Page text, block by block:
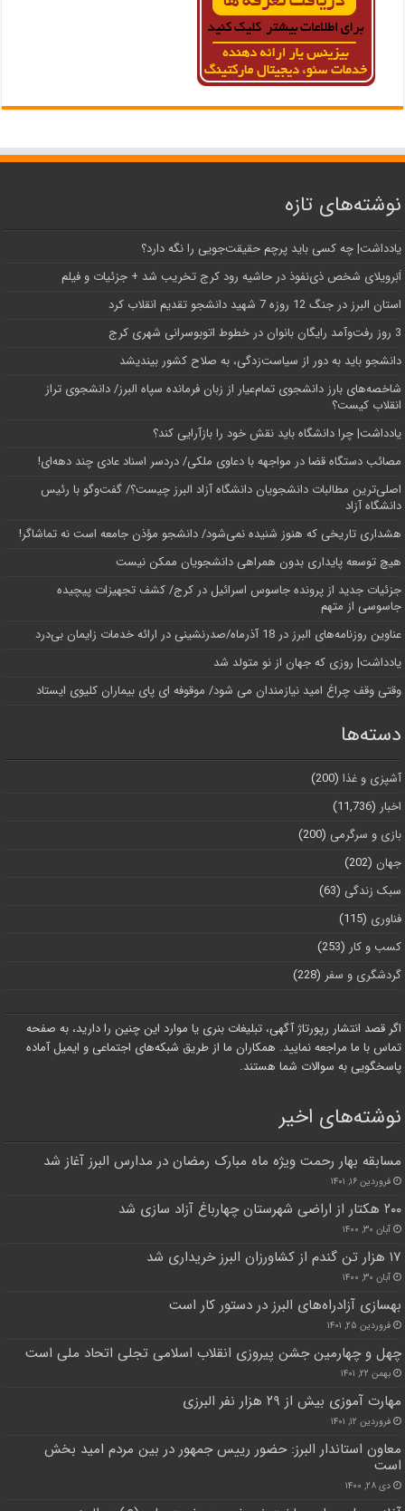
نوشته‌های تازه
یادداشت| ‌چه کسی باید پرچم حقیقت‌جویی را نگه دارد؟
اَبَر‌ویلای شخص ذی‌نفوذ در حاشیه‌ رود کرج تخریب شد + جزئیات و فیلم
استان البرز در جنگ 12 روزه 7 شهید دانشجو تقدیم انقلاب کرد
3 روز رفت‌وآمد رایگان بانوان در خطوط اتوبوسرانی شهری کرج
دانشجو باید به دور از سیاست‌زدگی، به صلاح کشور بیندیشد
شاخصه‌های بارز دانشجوی تمام‌عیار از زبان فرمانده سپاه البرز/ دانشجوی تراز
انقلاب کیست؟
یادداشت| چرا دانشگاه باید نقش خود را بازآرایی کند؟
مصائب دستگاه قضا در مواجهه با دعاوی ملکی/ دردسر اسناد عادی چند‌ دهه‌ای!
اصلی‌ترین مطالبات دانشجویان دانشگاه آزاد البرز چیست؟/ گفت‌وگو با رئیس
دانشگاه آز‌اد
هشداری تاریخی که هنوز شنیده نمی‌شود/ دانشجو مؤذن جامعه است نه تماشاگر!
هیچ توسعه پایداری بدون همراهی دانشجویان ممکن نیست
جزئیات جدید از پرونده جاسوس اسرائیل در کرج/‌ کشف تجهیزات پیچیده
جاسوسی از متهم
عناوین روزنامه‌های البرز در ‌18 آذرماه/صدرنشینی در ارائه خدمات زایمان بی‌درد
یادداشت| روزی که جهان از نو متولد شد
وقتی وقف چراغ امید نیازمندان می شود/ موقوفه ای پای بیماران کلیوی ایستاد
دسته‌ها
آشپزی و غذا (200)
اخبار (11,736)
بازی و سرگرمی (200)
جهان (202)
سبک زندگی (63)
فناوری (115)
کسب و کار (253)
گردشگری و سفر (228)
اگر قصد انتشار رپورتاژ آگهی، تبلیغات بنری یا موارد این چنین را دارید، به صفحه
تماس با ما مراجعه نمایید. همکاران ما از طریق شبکه‌های اجتماعی و ایمیل آماده
پاسخگویی به سوالات شما هستند.
نوشته‌های اخیر
مسابقه بهار رحمت ویژه ماه مبارک رمضان در مدارس البرز آغاز شد
فروردین ۱۶, ۱۴۰۱
۲۰۰ هکتار از اراضی شهرستان چهارباغ آزاد سازی شد
آبان ۳۰, ۱۴۰۰
۱۷ هزار تن گندم از کشاورزان البرز خریداری شد
آبان ۳۰, ۱۴۰۰
بهسازی آزادراه‌های البرز در دستور کار است
فروردین ۲۵, ۱۴۰۱
چهل و چهارمین جشن پیروزی انقلاب اسلامی تجلی اتحاد ملی است
بهمن ۲۲, ۱۴۰۱
مهارت آموزی بیش از ۲۹ هزار نفر البرزی
فروردین ۱۲, ۱۴۰۱
معاون استاندار البرز: حضور رییس جمهور در بین مردم امید بخش
است
دی ۲۸, ۱۴۰۰